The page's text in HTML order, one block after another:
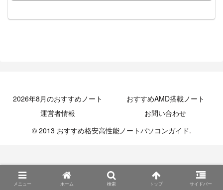
2026年8月のおすすめノート
おすすめAMD搭載ノート
運営者情報
お問い合わせ
© 2013 おすすめ格安高性能ノートパソコンガイド.
メニュー ホーム 検索 トップ サイドバー